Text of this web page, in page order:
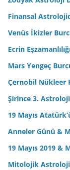
Finansal
Venüs İkizler
Ecrin
Mars Yengeç
Çernobil Nükleer
Şirince 3.
19 Mayıs
Anneler Günü &
19 Mayıs 2019 &
Mitolojik Astroloji